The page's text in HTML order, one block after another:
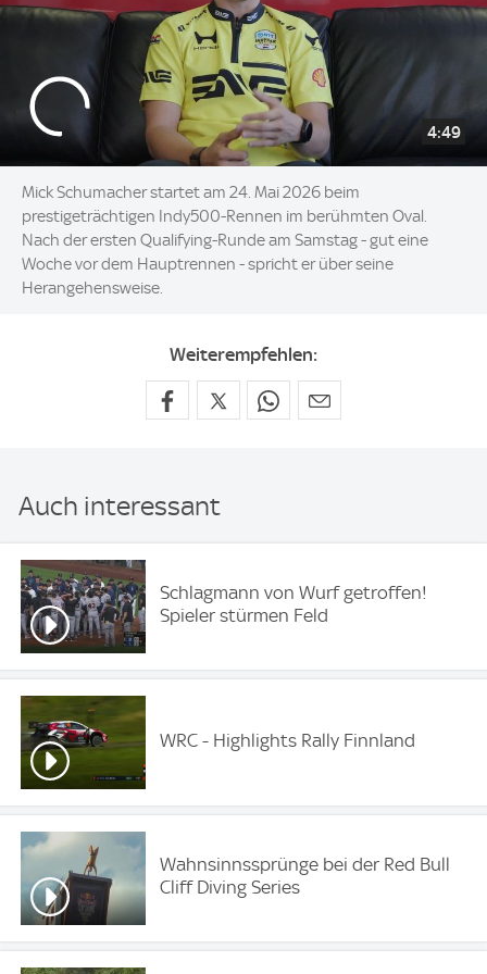
4:49
Mick Schumacher startet am 24. Mai 2026 beim
prestigeträchtigen Indy500-Rennen im berühmten Oval.
Nach der ersten Qualifying-Runde am Samstag - gut eine
Woche vor dem Hauptrennen - spricht er über seine
Herangehensweise.
Weiterempfehlen:
Auch interessant
Schlagmann von Wurf getroffen!
Spieler stürmen Feld
WRC - Highlights Rally Finnland
Wahnsinnssprünge bei der Red Bull
Cliff Diving Series